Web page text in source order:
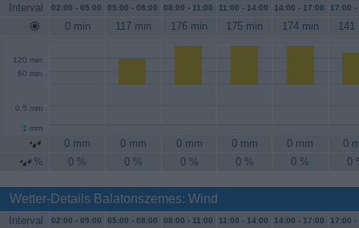
Interval 02:00 - 05:00 05:00 - 08:00 08:00 - 11:00 11:00 - 14:00 14:00 - 17:00 17:00 -
0 min 117 min 176 min 175 min 174 min 141
60 min
120 min
0.5 mm
1 mm
0 mm 0 mm 0 mm 0 mm 0 mm
0
%
0 % 0 % 0 % 0 % 0 % 0
Wetter-Details Balatonszemes: Wind
Interval 02:00 - 05:00 05:00 - 08:00 08:00 - 11:00 11:00 - 14:00 14:00 - 17:00 17:00 -